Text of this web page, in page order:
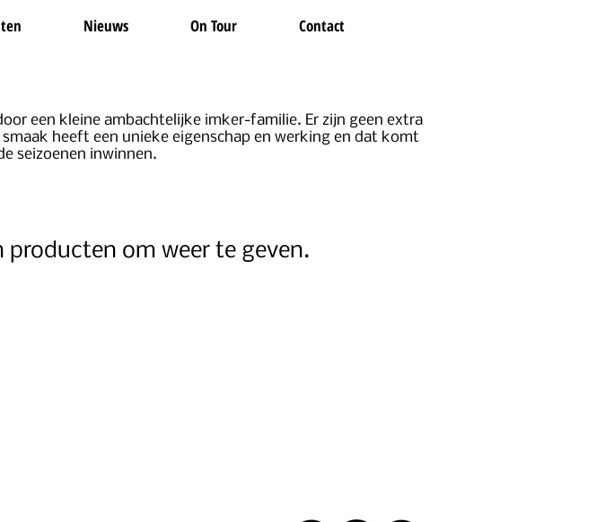
Nieuws On Tour Contact
producten om weer te geven.
een kleine ambachtelijke imker-familie. Er zijn geen extra
heeft een unieke eigenschap en werking en dat komt
seizoenen inwinnen.